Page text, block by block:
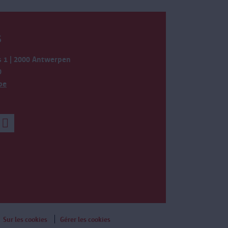
1 | 2000 Antwerpen
Sur les cookies Gérer les cookies